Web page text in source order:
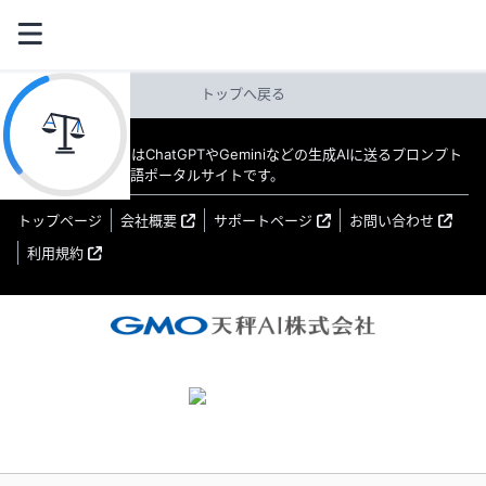
トップへ戻る
教えてAI byGMO はChatGPTやGeminiなどの生成AIに送るプロンプト
（指示文）の日本語ポータルサイトです。
トップページ 会社概要 サポートページ
お問い合わせ
利用規約